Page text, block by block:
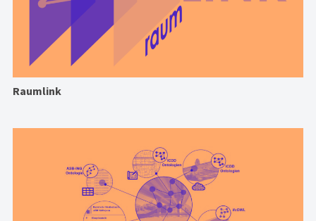
Raumlink